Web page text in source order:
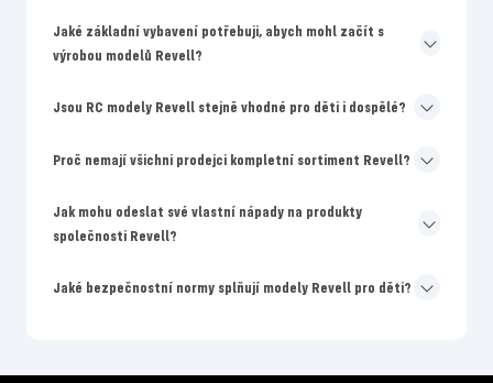
Jaké základní vybavení potřebuji, abych mohl začít s
výrobou modelů Revell?
Jsou RC modely Revell stejně vhodné pro děti i dospělé?
Proč nemají všichni prodejci kompletní sortiment Revell?
Jak mohu odeslat své vlastní nápady na produkty
společnosti Revell?
Jaké bezpečnostní normy splňují modely Revell pro děti?